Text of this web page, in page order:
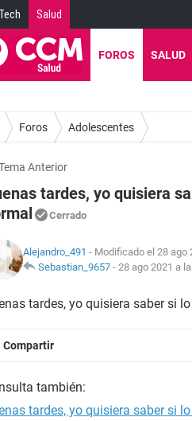
Salud
FOROS SALUD
Foros Adolescentes
Anterior
tardes, yo quisiera
Cerrado
Alejandro_491 - Modificado el 28 ago
Sebastian_9657 - 28 ago 2021 a
tardes, yo quisiera saber si
Compartir
también:
tardes, yo quisiera saber si